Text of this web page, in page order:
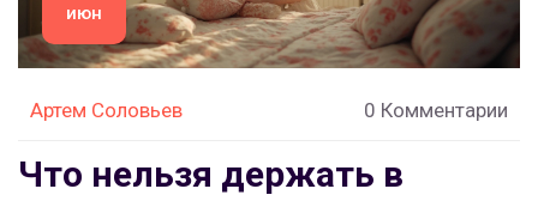
июн
Артем Соловьев 0 Комментарии
Что нельзя держать в